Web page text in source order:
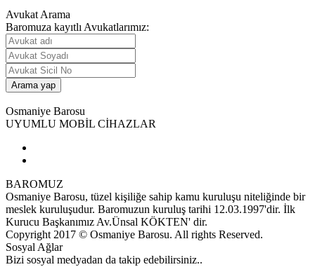
Avukat Arama
Baromuza kayıtlı Avukatlarımız:
Osmaniye Barosu
UYUMLU MOBİL CİHAZLAR
BAROMUZ
Osmaniye Barosu, tüzel kişiliğe sahip kamu kuruluşu niteliğinde bir
meslek kuruluşudur. Baromuzun kuruluş tarihi 12.03.1997'dir. İlk
Kurucu Başkanımız Av.Ünsal KÖKTEN' dir.
Copyright 2017 © Osmaniye Barosu. All rights Reserved.
Sosyal Ağlar
Bizi sosyal medyadan da takip edebilirsiniz..